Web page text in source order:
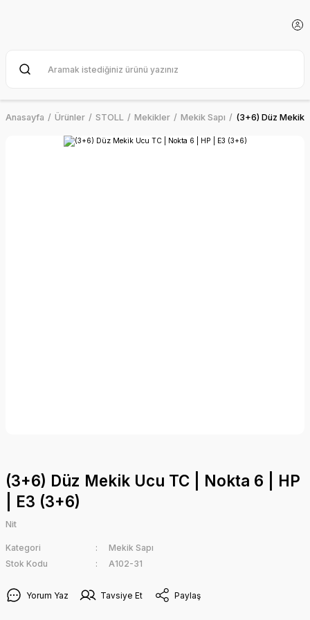
Anasayfa Ürünler STOLL Mekikler Mekik Sapı (3+6) Düz Mekik
(3+6) Düz Mekik Ucu TC | Nokta 6 | HP
| E3 (3+6)
Nit
Kategori
Mekik Sapı
Stok Kodu
A102-31
Yorum Yaz Tavsiye Et Paylaş